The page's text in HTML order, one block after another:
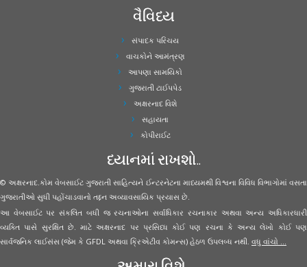
વૈવિધ્ય
સંપાદક પરિચય
વાચકોને આમંત્રણ
આપણા સામયિકો
ગુજરાતી ટાઈપપેડ
અક્ષરનાદ વિશે
સહાયતા
કોપીરાઈટ
ધ્યાનમાં રાખશો..
© અક્ષરનાદ.કોમ વેબસાઈટ ગુજરાતી સાહિત્યને ઈન્ટરનેટના માધ્યમથી વિશ્વના વિવિધ વિભાગોમાં વસતા
ગુજરાતીઓ સુધી પહોંચાડવાનો તદ્દન અવ્યાવસાયિક પ્રયાસ છે.
આ વેબસાઈટ પર સંકલિત બધી જ રચનાઓના સર્વાધિકાર રચનાકાર અથવા અન્ય અધિકારધારી
વ્યક્તિ પાસે સુરક્ષિત છે. માટે અક્ષરનાદ પર પ્રસિધ્ધ કોઈ પણ રચના કે અન્ય લેખો કોઈ પણ
સાર્વજનિક લાઈસંસ (જેમ કે GFDL અથવા ક્રિએટીવ કોમન્સ) હેઠળ ઉપલબ્ધ નથી. વધુ વાંચો ...